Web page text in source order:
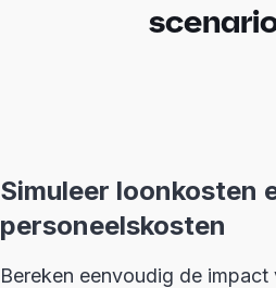
Simuleer loonkosten
personeelskosten
Bereken eenvoudig de